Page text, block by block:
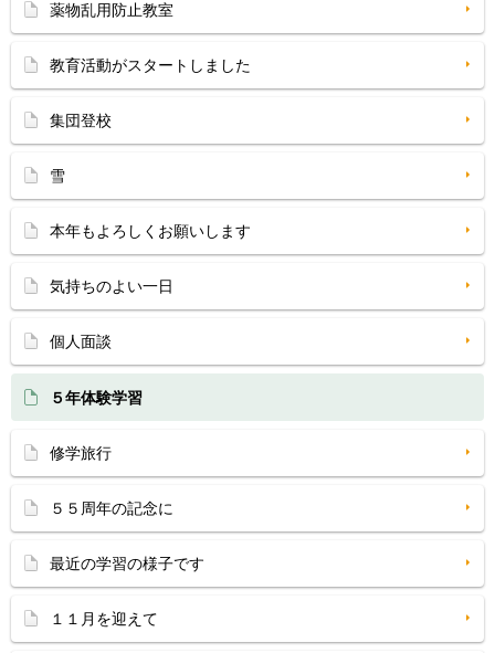
薬物乱用防止教室
教育活動がスタートしました
集団登校
雪
本年もよろしくお願いします
気持ちのよい一日
個人面談
５年体験学習
修学旅行
５５周年の記念に
最近の学習の様子です
１１月を迎えて